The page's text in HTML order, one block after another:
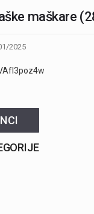
maškare
2025